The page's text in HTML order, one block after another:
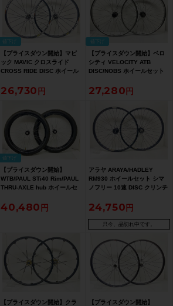
値下げ
【プライスダウン開始】マビ
ック MAVIC クロスライド
CROSS RIDE DISC ホイール
DISC クリンチャー アルミ
【お買い得SALE】
26,730
値下げ
【プライスダウン開始】ベロ
シティ VELOCITY ATB
DISC/NOBS ホイールセット
ンチャー アルミ【お買い得
SALE】
27,280
値下げ
【プライスダウン開始】
WTB/PAUL STi40 Rim/PAUL
THRU-AXLE hub ホイールセ
チューブレスレディ アルミ
【お買い得SALE】
40,480
アラヤ ARAYA/HADLEY
RM930 ホイールセット シマ
ノフリー 10速 DISC クリンチ
24,750
只今、品切れ中です。
【プライスダウン開始】クラ
【プライスダウン開始】